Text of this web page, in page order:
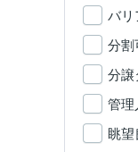
バリ
分割
分譲
管理
眺望